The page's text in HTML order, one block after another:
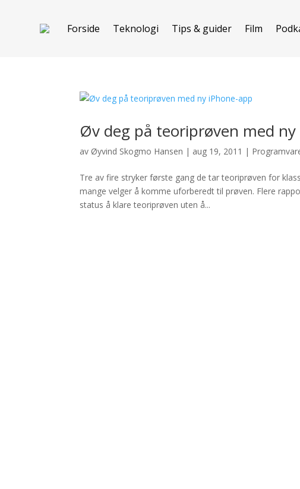
Forside Teknologi Tips & guider Film
Øv deg på teoriprøven med ny
av Øyvind Skogmo Hansen | aug 19, 2011 |
Tre av fire stryker første gang de tar teoriprøven for
mange velger å komme uforberedt til prøven. Flere
status å klare teoriprøven uten å...